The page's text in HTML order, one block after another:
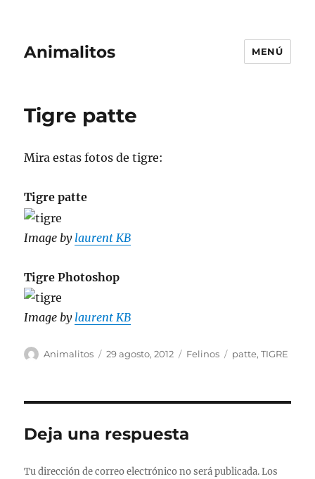
Animalitos MENÚ
Tigre patte
Mira estas fotos de tigre:
Tigre patte
Image by laurent KB
Tigre Photoshop
Image by laurent KB
Autor
Animalitos
Publicado
29 agosto, 2012 Categorías
Felinos Etiquetas
patte,TIGRE
Deja una respuesta
Tu dirección de correo electrónico no será publicada. Los